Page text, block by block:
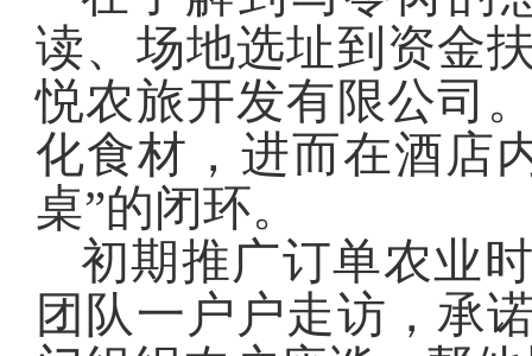
读、场地选址到资金
悦农旅开发有限公司
化食材，进而在酒店
桌”的闭环。
初期推广订单农业
团队一户户走访，承